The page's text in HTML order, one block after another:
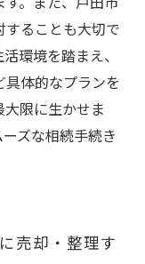
することも大切で
環境を踏まえ、
体的なプランを
限に生かせま
ズな相続手続き
売却・整理す